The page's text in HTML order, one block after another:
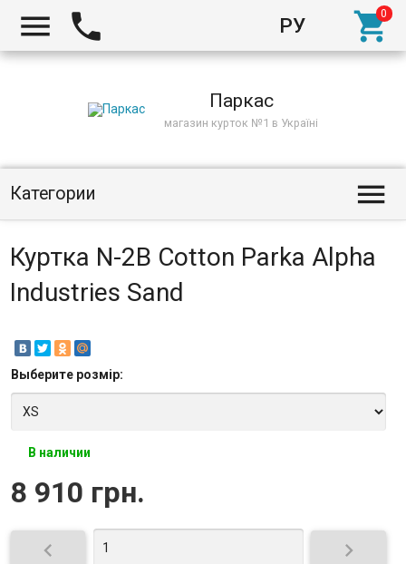
РУ
  
Паркас
магазин курток №1 в Україні
Категории 
Куртка N-2B Cotton Parka Alpha
Industries Sand
Выберите розмір:
В наличии
8 910 грн.
 